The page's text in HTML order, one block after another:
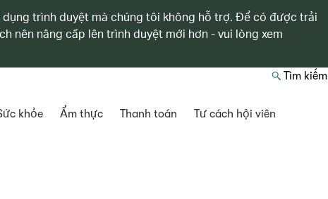
dụng trình duyệt mà chúng tôi không hỗ trợ. Để có được trải
nên nâng cấp lên trình duyệt mới hơn - vui lòng xem
Tìm kiếm
khỏe Ẩm thực Thanh toán Tư cách hội viên